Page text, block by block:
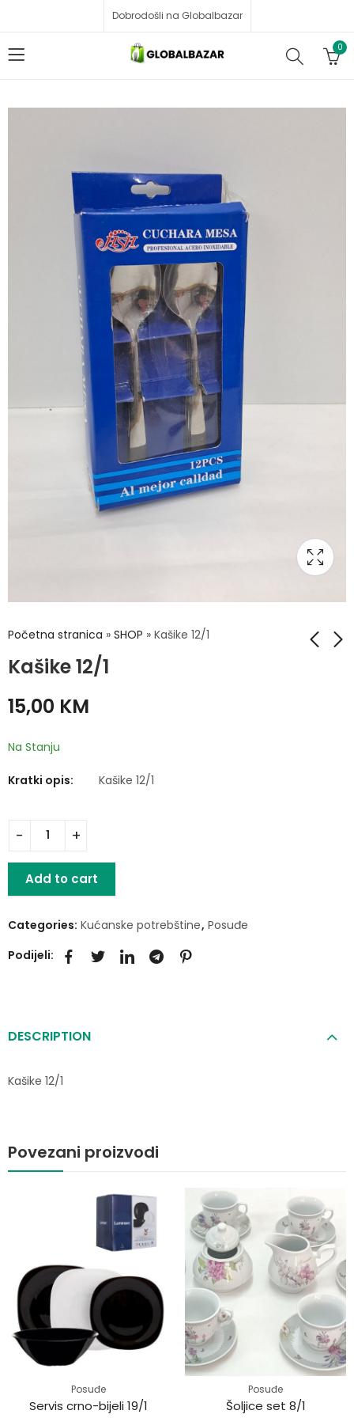
Dobrodošli na Globalbazar
0
Početna stranica » SHOP » Kašike 12/1
Kašike 12/1
15,00 KM
Na Stanju
Kratki opis: Kašike 12/1
Add to cart
Categories: Kućanske potrebštine, Posuđe
Podijeli:
DESCRIPTION
Kašike 12/1
Povezani proizvodi
Posuđe
Servis crno-bijeli 19/1
Posuđe
Šoljice set 8/1